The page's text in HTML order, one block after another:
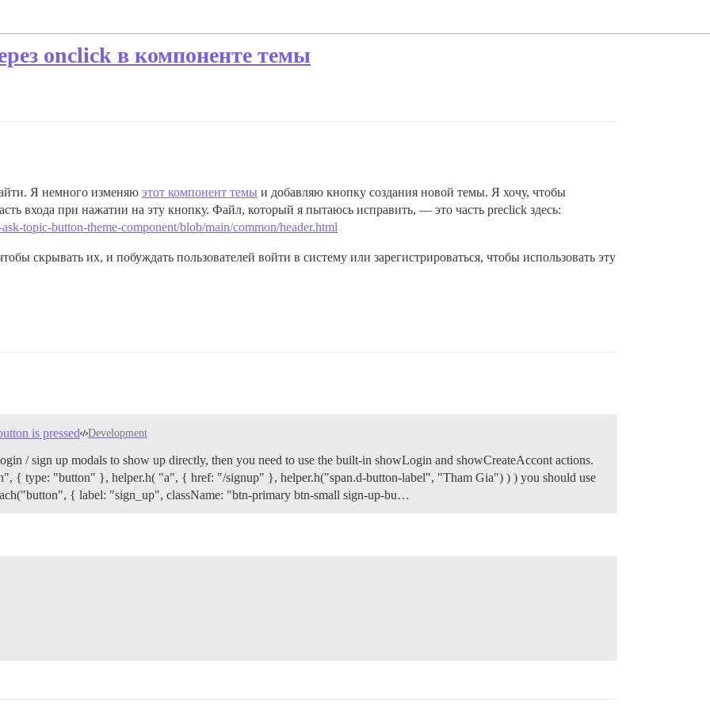
onclick в компоненте темы
Я немного изменяю этот компонент темы и добавляю кнопку создания новой темы. Я хочу, чтобы
входа при нажатии на эту кнопку. Файл, который я пытаюсь исправить, — это часть preclick здесь:
topic-button-theme-component/blob/main/common/header.html
скрывать их, и побуждать пользователей войти в систему или зарегистрироваться, чтобы использовать эту
is pressed Development
/ sign up modals to show up directly, then you need to use the built-in showLogin and showCreateAccont actions.
{ type: "button" }, helper.h( "a", { href: "/signup" }, helper.h("span.d-button-label", "Tham Gia") ) ) you should use
{ label: "sign_up", className: "btn-primary btn-small sign-up-bu…